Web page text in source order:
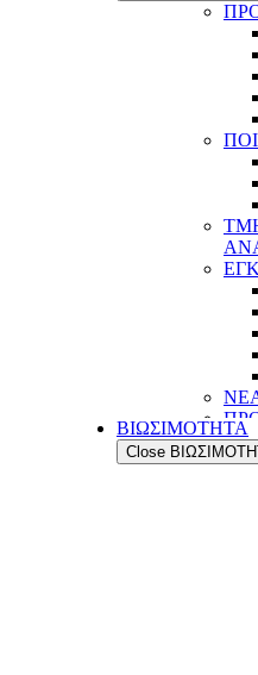
ΒΙΩΣΙΜΟΤΗΤΑ
Close